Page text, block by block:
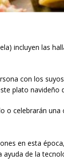
incluyen las
con los
plato navideño
o celebrarán
en esta
ayuda de la